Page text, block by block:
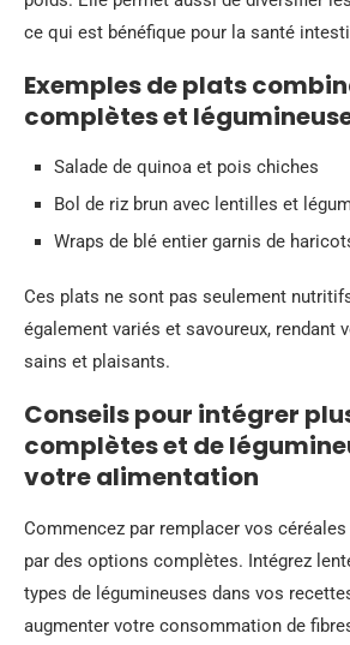
ce qui est bénéfique pour la santé
Exemples de plats
complètes et
Salade de quinoa et pois chiches
Bol de riz brun avec lentilles et
Wraps de blé entier garnis de
Ces plats ne sont pas seulement
également variés et savoureux, rendant
sains et plaisants.
Conseils pour intégrer
complètes et de
votre alimentation
Commencez par remplacer vos
par des options complètes. Intégrez
types de légumineuses dans vos
augmenter votre consommation de